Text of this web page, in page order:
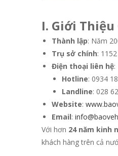
I. Giới Thiệu
Thành lập: Năm
Trụ sở chính:
Điện thoại liên hệ:
Hotline: 0934
Landline: 028
Website:
Email:
Với hơn 24 năm kinh
khách hàng trên cả